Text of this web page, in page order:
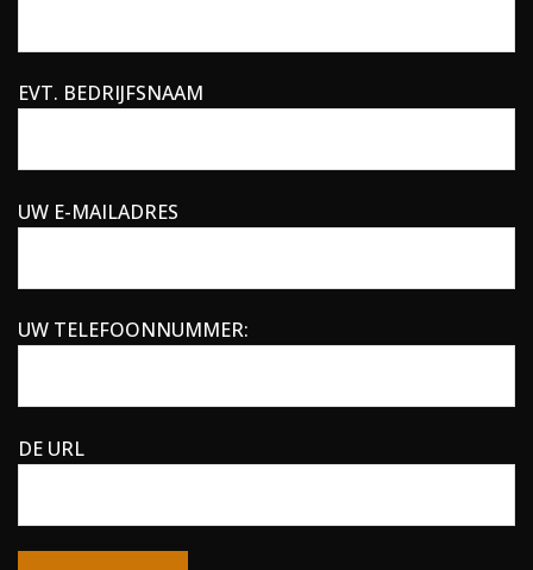
EVT. BEDRIJFSNAAM
UW E-MAILADRES
UW TELEFOONNUMMER:
DE URL